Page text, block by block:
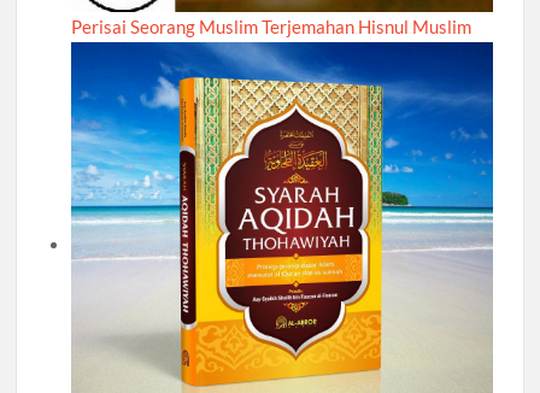
Perisai Seorang Muslim Terjemahan Hisnul Muslim